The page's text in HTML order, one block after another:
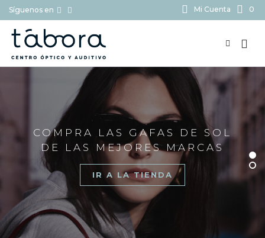
Síguenos en Mi Cuenta 0
COMPRA LAS GAFAS DE SOL
DE LAS MEJORES MARCAS
IR A LA TIENDA